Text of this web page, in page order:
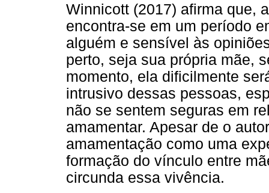
Winnicott (2017) afirma que,
encontra-se em um período
alguém e sensível às
perto, seja sua própria mãe,
momento, ela dificilmente
intrusivo dessas pessoas,
não se sentem seguras em
amamentar. Apesar de o
amamentação como uma
formação do vínculo entre
circunda essa vivência.